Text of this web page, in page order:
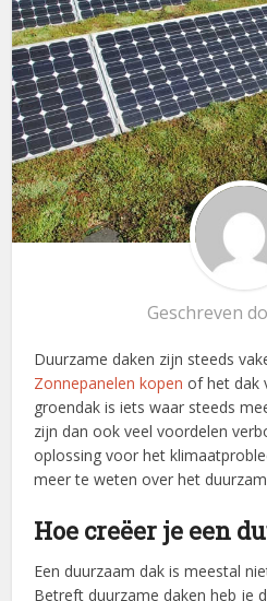
Geschreven
Duurzame daken zijn steeds
Zonnepanelen kopen of het dak
groendak is iets waar steeds
zijn dan ook veel voordelen
oplossing voor het
meer te weten over het
Hoe creëer je een
Een duurzaam dak is meestal
Betreft duurzame daken heb je